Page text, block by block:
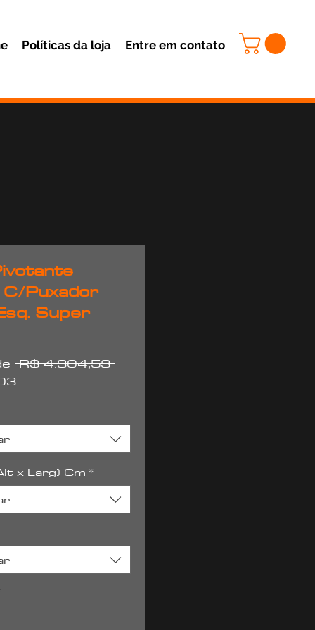
Políticas da loja Entre em contato
Puxador
Super
R$ 4.304,53 Preço
Preço
x Larg) Cm *